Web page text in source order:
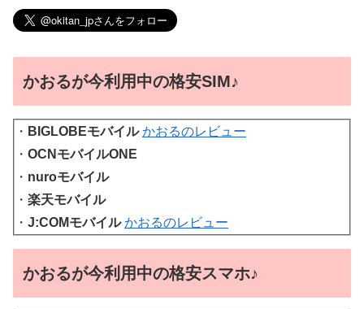
かおるが今利用中の格安SIM♪
・ BIGLOBEモバイル かおるのレビュー
・ OCNモバイルONE
・ nuroモバイル
・ 楽天モバイル
・ J:COMモバイル かおるのレビュー
かおるが今利用中の格安スマホ♪